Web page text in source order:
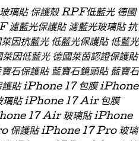
璃貼 保護殼 RPF低藍光 德國
藍光保護貼 濾藍光玻璃貼 抗
因抗藍光 低藍光保護貼 低藍光
因低藍光 德國萊茵認證保護貼
石保護貼 藍寶石鏡頭貼 藍寶石
護貼 iPhone 17 包膜 iPhone
璃貼 iPhone 17 Air 包膜
17 Air 玻璃貼 iPhone
保護貼 iPhone 17 Pro 玻璃